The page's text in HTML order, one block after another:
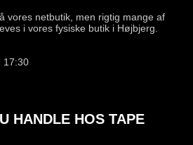
vores netbutik, men rigtig mange af
i vores fysiske butik i Højbjerg.
17:30
HANDLE HOS TAPE